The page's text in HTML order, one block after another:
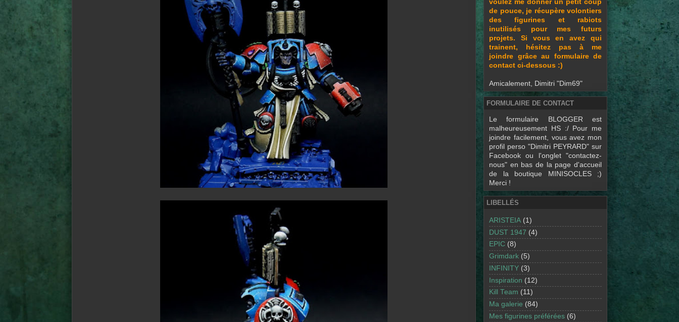
voulez me donner un petit coup
de pouce, je récupère volontiers
des figurines et rabiots
inutilisés pour mes futurs
projets. Si vous en avez qui
trainent, hésitez pas à me
joindre grâce au formulaire de
contact ci-dessous :)
Amicalement, Dimitri "Dim69"
FORMULAIRE DE CONTACT
Le formulaire BLOGGER est
malheureusement HS :/ Pour me
joindre facilement, vous avez mon
profil perso "Dimitri PEYRARD" sur
Facebook ou l'onglet "contactez-
nous" en bas de la page d'accueil
de la boutique MINISOCLES ;)
Merci !
LIBELLÉS
ARISTEIA (1)
DUST 1947 (4)
EPIC (8)
Grimdark (5)
INFINITY (3)
Inspiration (12)
Kill Team (11)
Ma galerie (84)
Mes figurines préférées (6)